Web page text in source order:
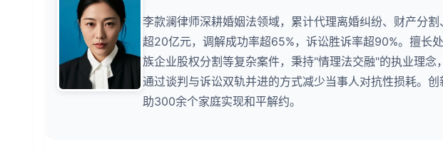
李款澜律师深耕婚姻法领域，累计代理离婚纠纷、财产分
超20亿元，调解成功率超65%，诉讼胜诉率超90%。擅长
族企业股权分割等复杂案件，秉持"情理法交融"的执业理
通过谈判与诉讼双轨并进的方式减少当事人对抗性损耗。
助300余个家庭实现和平解约。